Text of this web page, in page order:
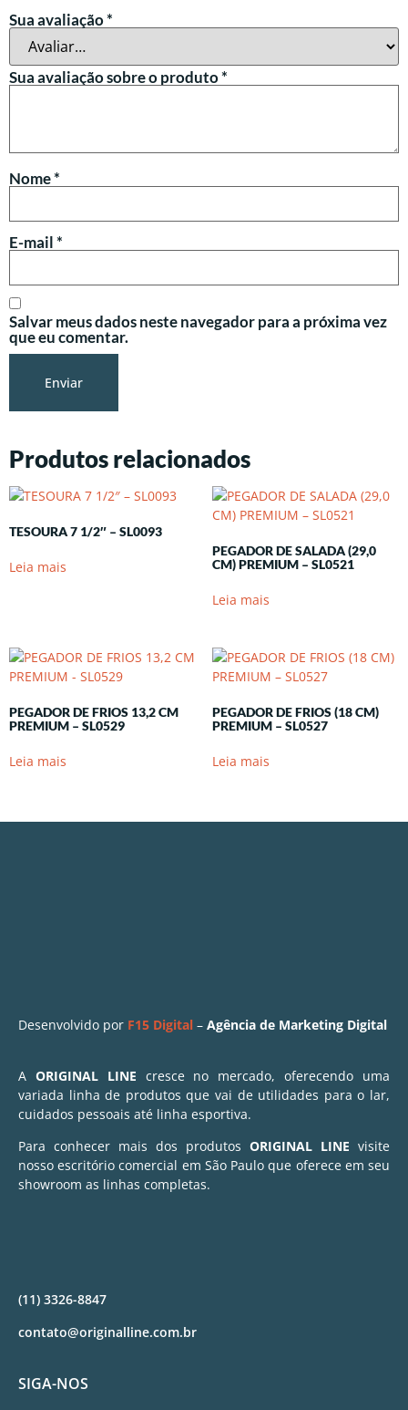
Sua avaliação*
Sua avaliação sobre o produto*
Nome*
E-mail*
Salvar meus dados neste navegador para a próxima vez
que eu comentar.
Produtos relacionados
TESOURA 7 1/2″ – SL0093
Leia mais
PEGADOR DE SALADA (29,0
CM) PREMIUM – SL0521
Leia mais
PEGADOR DE FRIOS 13,2 CM
PREMIUM – SL0529
Leia mais
PEGADOR DE FRIOS (18 CM)
PREMIUM – SL0527
Leia mais
Desenvolvido por F15 Digital – Agência de Marketing Digital
A ORIGINAL LINE cresce no mercado, oferecendo uma
variada linha de produtos que vai de utilidades para o lar,
cuidados pessoais até linha esportiva.
Para conhecer mais dos produtos ORIGINAL LINE visite
nosso escritório comercial em São Paulo que oferece em seu
showroom as linhas completas.
(11) 3326-8847
contato@originalline.com.br
SIGA-NOS